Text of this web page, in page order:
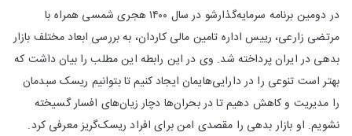
در دومین برنامه سرمایه‌گذارشو در سال ۱۴۰۰ هجری شمسی همراه با
مرتضی زارعی، رییس اداره تامین مالی کاردان، به بررسی ابعاد مختلف بازار
بدهی در ایران پرداخته شد. وی در این رابطه این مطلب را بیان داشت که
بهتر است تنوعی را در دارایی‌هایمان ایجاد کنیم تا بتوانیم ریسک سبدمان
را مدیریت و کاهش دهیم تا در بحران‌ها دچار زیان‌های افسار گسیخته
نشویم. او بازار بدهی را مقصدی امن برای افراد ریسک‌گریز معرفی کرد.